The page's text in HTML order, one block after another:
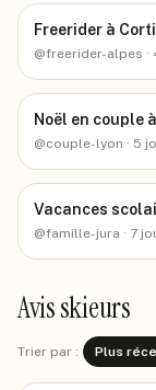
Freerider à
@freerider-alpes
Noël en couple
@couple-lyon · 5
Vacances
@famille-jura · 7
Avis skieurs
Trier par : Plus